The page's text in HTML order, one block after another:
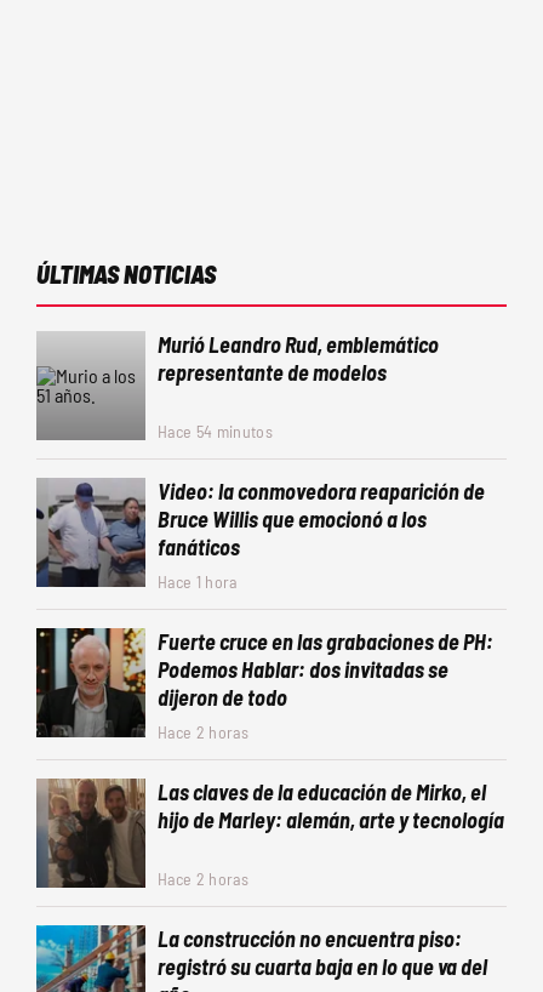
ÚLTIMAS NOTICIAS
Murió Leandro Rud, emblemático
representante de modelos
Hace 54 minutos
Video: la conmovedora reaparición de
Bruce Willis que emocionó a los
fanáticos
Hace 1 hora
Fuerte cruce en las grabaciones de PH:
Podemos Hablar: dos invitadas se
dijeron de todo
Hace 2 horas
Las claves de la educación de Mirko, el
hijo de Marley: alemán, arte y tecnología
Hace 2 horas
La construcción no encuentra piso:
registró su cuarta baja en lo que va del